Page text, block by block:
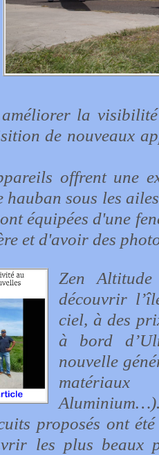
la
de nouveaux
offrent une
hauban sous les
équipées d'une
et d'avoir des
Zen
découvrir
ciel, à des
à bord
nouvelle
matériaux
proposés ont
les plus beaux